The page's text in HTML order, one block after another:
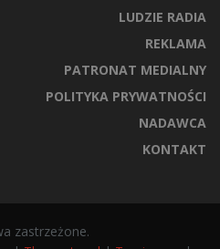
LUDZIE RADIA
REKLAMA
PATRONAT MEDIALNY
POLITYKA PRYWATNOŚCI
NADAWCA
KONTAKT
zastrzeżone.